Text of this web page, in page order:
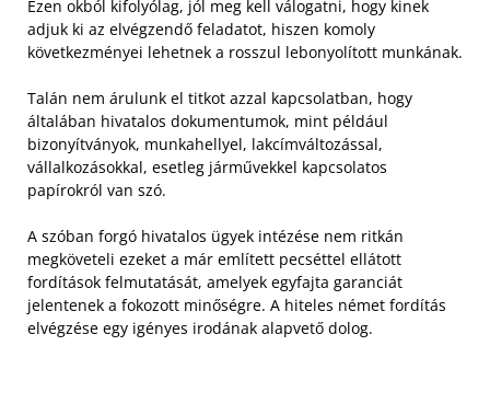
Ezen okból kifolyólag, jól meg kell válogatni, hogy kinek
adjuk ki az elvégzendő feladatot, hiszen komoly
következményei lehetnek a rosszul lebonyolított munkának.
Talán nem árulunk el titkot azzal kapcsolatban, hogy
általában hivatalos dokumentumok, mint például
bizonyítványok, munkahellyel, lakcímváltozással,
vállalkozásokkal, esetleg járművekkel kapcsolatos
papírokról van szó.
A szóban forgó hivatalos ügyek intézése nem ritkán
megköveteli ezeket a már említett pecséttel ellátott
fordítások felmutatását, amelyek egyfajta garanciát
jelentenek a fokozott minőségre. A hiteles német fordítás
elvégzése egy igényes irodának alapvető dolog.